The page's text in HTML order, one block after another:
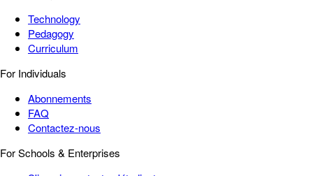
Technology
Pedagogy
Curriculum
For Individuals
Abonnements
FAQ
Contactez-nous
For Schools & Enterprises